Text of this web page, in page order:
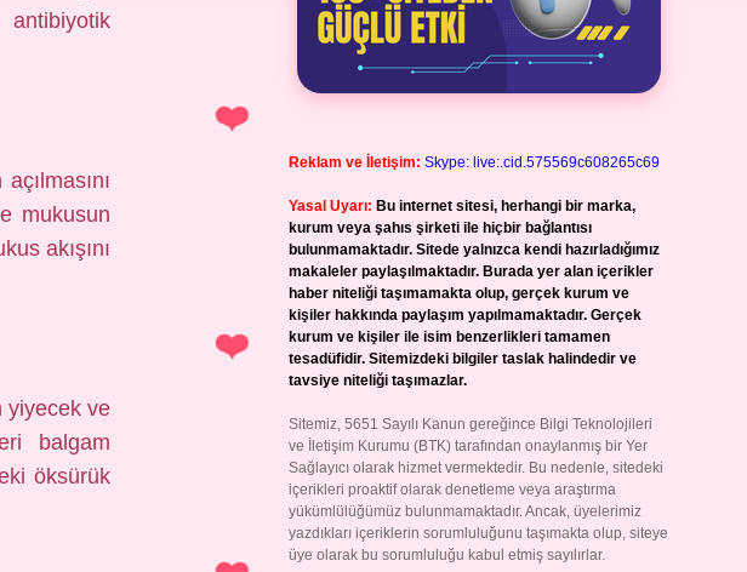
antibiyotik
mukusun
akışını
yiyecek ve
balgam
öksürük
Reklam ve İletişim: Skype: live:.cid.575569c608265c69
Yasal Uyarı: Bu internet sitesi, herhangi bir marka,
kurum veya şahıs şirketi ile hiçbir bağlantısı
bulunmamaktadır. Sitede yalnızca kendi hazırladığımız
makaleler paylaşılmaktadır. Burada yer alan içerikler
haber niteliği taşımamakta olup, gerçek kurum ve
kişiler hakkında paylaşım yapılmamaktadır. Gerçek
kurum ve kişiler ile isim benzerlikleri tamamen
tesadüfidir. Sitemizdeki bilgiler taslak halindedir ve
tavsiye niteliği taşımazlar.
Sitemiz, 5651 Sayılı Kanun gereğince Bilgi Teknolojileri
ve İletişim Kurumu (BTK) tarafından onaylanmış bir Yer
Sağlayıcı olarak hizmet vermektedir. Bu nedenle, sitedeki
içerikleri proaktif olarak denetleme veya araştırma
yükümlülüğümüz bulunmamaktadır. Ancak, üyelerimiz
yazdıkları içeriklerin sorumluluğunu taşımakta olup, siteye
üye olarak bu sorumluluğu kabul etmiş sayılırlar.